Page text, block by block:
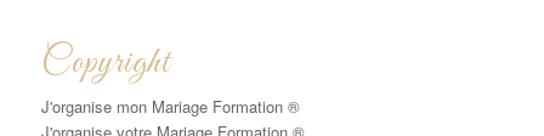
Copyright
J'organise mon Mariage Formation ®